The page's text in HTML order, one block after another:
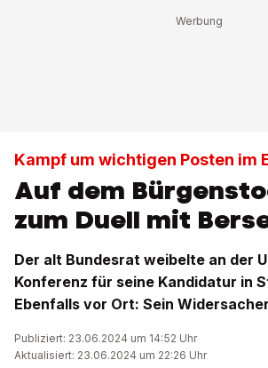
Kampf um wichtigen Posten im
Auf dem
zum Duell mit
Der alt Bundesrat weibelte an der
Konferenz für seine Kandidatur in
Ebenfalls vor Ort: Sein
Publiziert: 23.06.2024 um 14:52 Uhr
Aktualisiert: 23.06.2024 um 22:26 Uhr